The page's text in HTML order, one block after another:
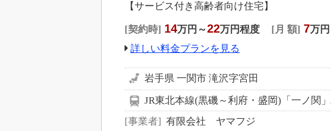
【サービス付き高齢者向け住宅】
契約時 14万円～22万円程度 月 額 7万円
詳しい料金プランを見る
岩手県 一関市 滝沢字宮田
JR東北本線(黒磯～利府・盛岡)「一ノ関
事業者
有限会社 ヤマフジ